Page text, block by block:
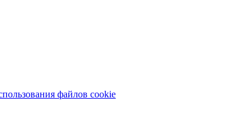
файлов cookie